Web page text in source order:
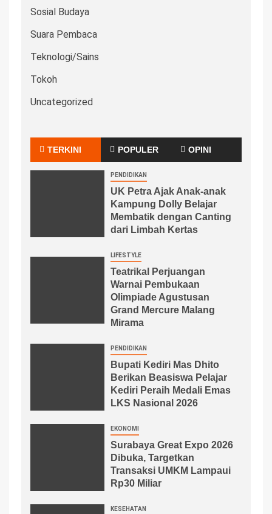
Sosial Budaya
Suara Pembaca
Teknologi/Sains
Tokoh
Uncategorized
TERKINI POPULER OPINI
PENDIDIKAN
UK Petra Ajak Anak-anak
Kampung Dolly Belajar
Membatik dengan Canting
dari Limbah Kertas
LIFESTYLE
Teatrikal Perjuangan
Warnai Pembukaan
Olimpiade Agustusan
Grand Mercure Malang
Mirama
PENDIDIKAN
Bupati Kediri Mas Dhito
Berikan Beasiswa Pelajar
Kediri Peraih Medali Emas
LKS Nasional 2026
EKONOMI
Surabaya Great Expo 2026
Dibuka, Targetkan
Transaksi UMKM Lampaui
Rp30 Miliar
KESEHATAN